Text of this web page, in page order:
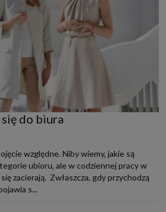
do biura
względne. Niby wiemy, jakie są
ubioru, ale w codziennej pracy w
zacierają. Zwłaszcza, gdy przychodzą
s...